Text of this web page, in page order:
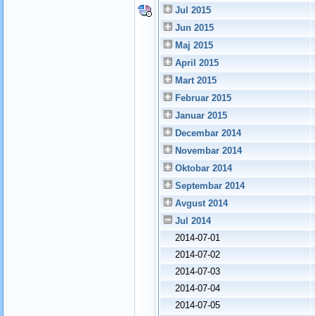
Jul 2015
Jun 2015
Maj 2015
April 2015
Mart 2015
Februar 2015
Januar 2015
Decembar 2014
Novembar 2014
Oktobar 2014
Septembar 2014
Avgust 2014
Jul 2014
2014-07-01
2014-07-02
2014-07-03
2014-07-04
2014-07-05